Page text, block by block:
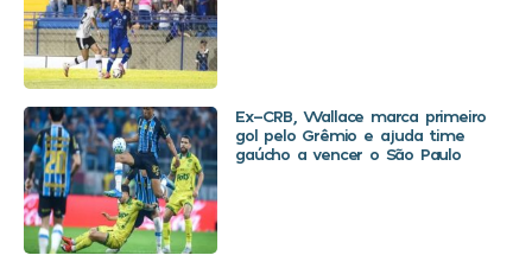
Ex-CRB, Wallace marca primeiro
gol pelo Grêmio e ajuda time
gaúcho a vencer o São Paulo